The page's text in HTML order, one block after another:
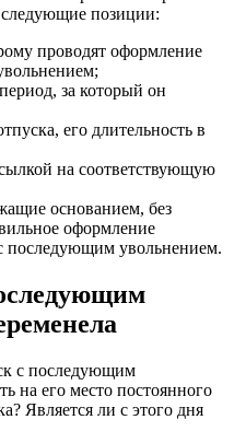
позиции:
проводят оформление
за который он
его длительность в
на соответствующую
основанием, без
оформление
последующим увольнением.
с последующим
на его место постоянного
Является ли с этого дня